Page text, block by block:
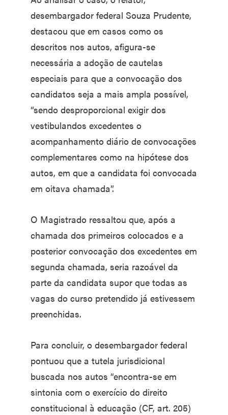
desembargador federal Souza Prudente,
destacou que em casos como os
descritos nos autos, afigura-se
necessária a adoção de cautelas
especiais para que a convocação dos
candidatos seja a mais ampla possível,
“sendo desproporcional exigir dos
vestibulandos excedentes o
acompanhamento diário de convocações
complementares como na hipótese dos
autos, em que a candidata foi convocada
em oitava chamada”.
O Magistrado ressaltou que, após a
chamada dos primeiros colocados e a
posterior convocação dos excedentes em
segunda chamada, seria razoável da
parte da candidata supor que todas as
vagas do curso pretendido já estivessem
preenchidas.
Para concluir, o desembargador federal
pontuou que a tutela jurisdicional
buscada nos autos “encontra-se em
sintonia com o exercício do direito
constitucional à educação (CF, art. 205)